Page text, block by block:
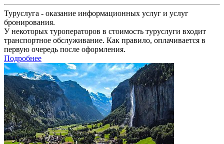
Туруслуга - оказание информационных услуг и услуг
бронирования.
У некоторых туроператоров в стоимость туруслуги входит
транспортное обслуживание. Как правило, оплачивается в
первую очередь после оформления.
Подробнее